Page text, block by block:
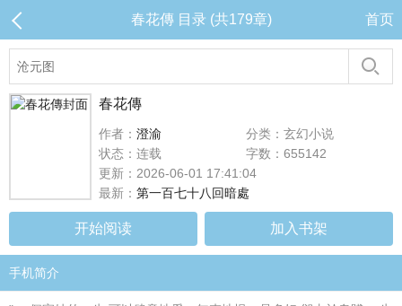
春花傳 目录 (共179章) 首页
春花傳
作者： 澄渝
分类：玄幻小说
状态：连载
字数：655142
更新：2026-06-01 17:41:04
最新： 第一百七十八回暗處
开始阅读 加入书架
手机简介